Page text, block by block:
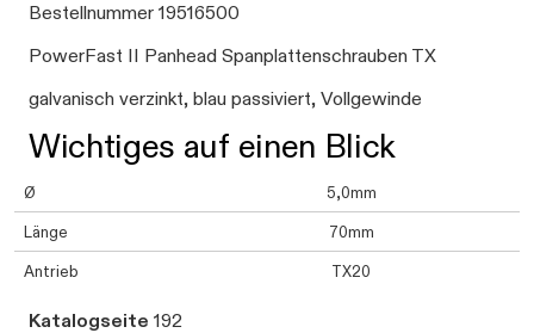
Bestellnummer 19516500
PowerFast II Panhead Spanplattenschrauben TX
galvanisch verzinkt, blau passiviert, Vollgewinde
Wichtiges auf einen Blick
Ø 5,0mm
Länge 70mm
Antrieb TX20
Katalogseite 192